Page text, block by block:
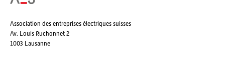
Association des entreprises électriques suisses
Av. Louis Ruchonnet 2
1003 Lausanne